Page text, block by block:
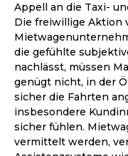
Appell an die Taxi-
Die freiwillige Aktion
die gefühlte
nachlässt, müssen
genügt nicht, in der
sicher die Fahrten
insbesondere
sicher fühlen.
vermittelt werden,